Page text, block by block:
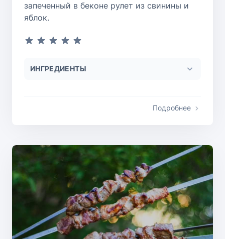
запеченный в беконе рулет из свинины и
яблок.
ИНГРЕДИЕНТЫ
Подробнее